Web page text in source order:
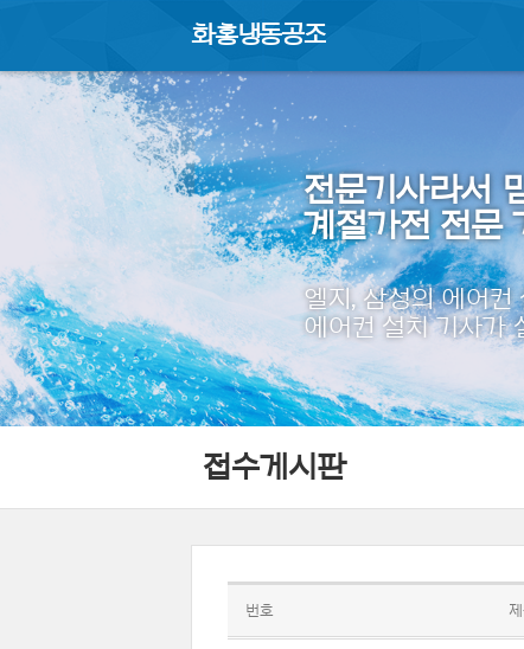
화홍냉동공조
전문기사라서
계절가전 전문
엘지, 삼성의 에어컨
에어컨 설치 기사가
접수게시판
번호